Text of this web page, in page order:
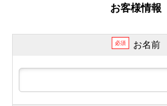
お客様情報
必須 お名前